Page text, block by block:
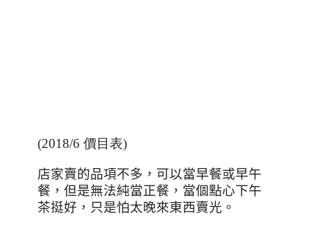
(2018/6 價目表)
店家賣的品項不多，可以當早餐或早午
餐，但是無法純當正餐，當個點心下午
茶挺好，只是怕太晚來東西賣光。